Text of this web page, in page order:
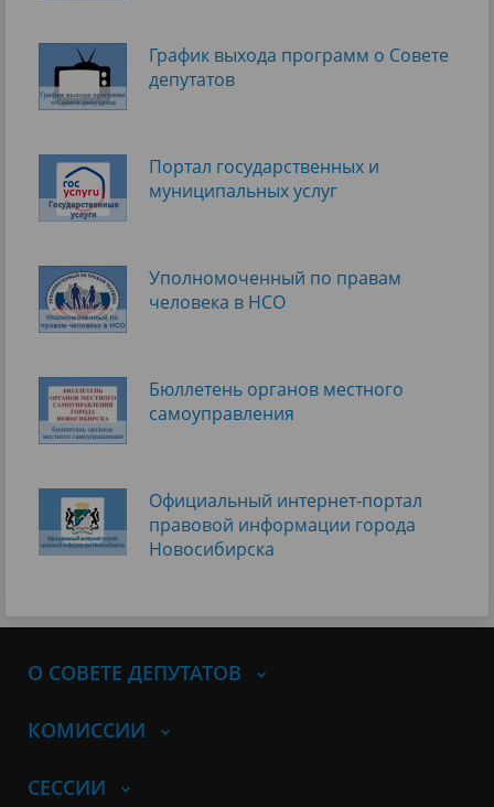
График выхода программ о Cовете
депутатов
Портал государственных и
муниципальных услуг
Уполномоченный по правам
человека в НСО
Бюллетень органов местного
самоуправления
Официальный интернет-портал
правовой информации города
Новосибирска
О СОВЕТЕ ДЕПУТАТОВ
КОМИССИИ
СЕССИИ